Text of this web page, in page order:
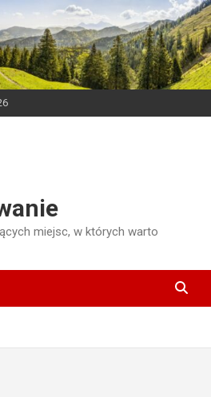
miejsc, w których warto